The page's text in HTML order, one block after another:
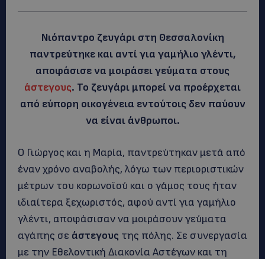
Νιόπαντρο ζευγάρι στη Θεσσαλονίκη
παντρεύτηκε και αντί για γαμήλιο γλέντι,
αποφάσισε να μοιράσει γεύματα στους
άστεγους. Το ζευγάρι μπορεί να προέρχεται
από εύπορη οικογένεια εντούτοις δεν παύουν
να είναι άνθρωποι.
Ο Γιώργος και η Μαρία, παντρεύτηκαν μετά από
έναν χρόνο αναβολής, λόγω των περιοριστικών
μέτρων του κορωνοϊού και ο γάμος τους ήταν
ιδιαίτερα ξεχωριστός, αφού αντί για γαμήλιο
γλέντι, αποφάσισαν να μοιράσουν γεύματα
αγάπης σε άστεγους της πόλης. Σε συνεργασία
με την Εθελοντική Διακονία Αστέγων και τη